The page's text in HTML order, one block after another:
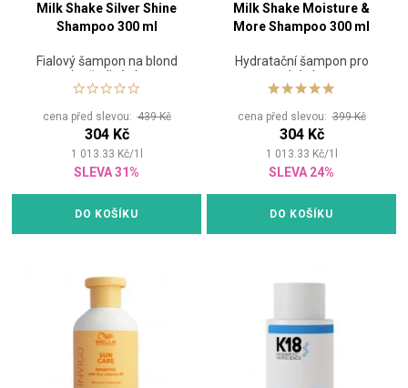
Milk Shake Silver Shine
Shampoo 300 ml
Fialový šampon na blond
nebo šedivé vlasy
cena před slevou:439 Kč
304 Kč
1 013.33 Kč/1
SLEVA 31%
DO KOŠÍKU
Milk Shake Moisture &
More Shampoo 300 ml
Hydratační šampon pro
suché vlasy
cena před slevou:399 Kč
304 Kč
1 013.33 Kč/1
SLEVA 24%
DO KOŠÍKU